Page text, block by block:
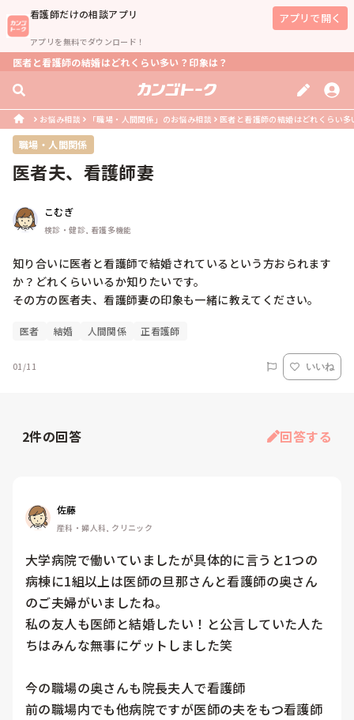
看護師だけの相談アプリ
アプリを無料でダウンロード！
アプリで開く
医者と看護師の結婚はどれくらい多い？印象は？
お悩み相談 「職場・人間関係」のお悩み相談 医者と看護師の結婚はどれくらい
職場・人間関係
医者夫、看護師妻
こむぎ
検診・健診, 看護多機能
知り合いに医者と看護師で結婚されているという方おられます
か？どれくらいいるか知りたいです。
その方の医者夫、看護師妻の印象も一緒に教えてください。
医者 結婚 人間関係 正看護師
01/11 いいね
2件の回答 回答する
佐藤
産科・婦人科, クリニック
大学病院で働いていましたが具体的に言うと1つの
病棟に1組以上は医師の旦那さんと看護師の奥さん
のご夫婦がいましたね。
私の友人も医師と結婚したい！と公言していた人た
ちはみんな無事にゲットしました笑
今の職場の奥さんも院長夫人で看護師
前の職場内でも他病院ですが医師の夫をもつ看護師